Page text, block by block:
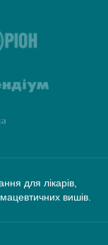
для лікарів,
вишів.